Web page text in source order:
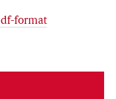
format